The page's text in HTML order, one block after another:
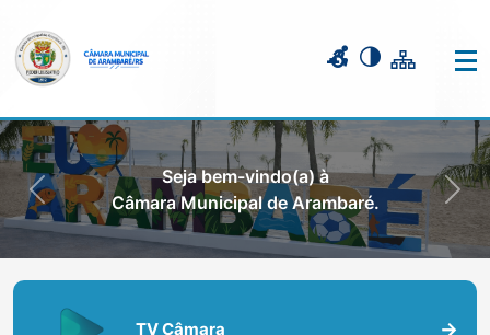
Previous
Câmara Municipal de Arambaré.